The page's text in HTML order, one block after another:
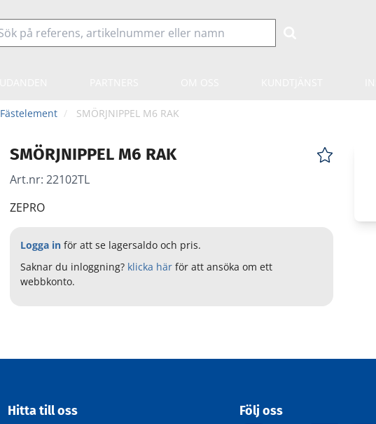
Fästelement SMÖRJNIPPEL M6 RAK
SMÖRJNIPPEL M6 RAK
Art.nr: 22102TL
ZEPRO
Logga inför att se lagersaldo och pris.
Saknar du inloggning? klicka härför att ansöka om ett
webbkonto.
Hitta till oss Följ oss